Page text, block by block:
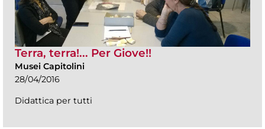
Terra, terra!... Per Giove!!
Musei Capitolini
28/04/2016
Didattica per tutti